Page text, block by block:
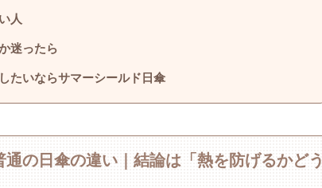
人
迷ったら
たいならサマーシールド日傘
の日傘の違い｜結論は「熱を防げるかどう